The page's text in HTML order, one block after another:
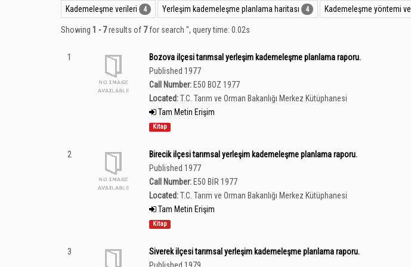
Kademeleşme verileri 4 Yerleşim kademeleşme planlama haritası 4 Kademeleşme yöntemi
Showing 1 - 7results of 7for search '', query time: 0.02s
1
Bozova ilçesi tarımsal yerleşim kademeleşme planlama raporu.
Published 1977
Call Number: E50 BOZ 1977
Located:T.C. Tarım ve Orman Bakanlığı Merkez Kütüphanesi
Tam Metin Erişim
Kitap
2
Birecik ilçesi tarımsal yerleşim kademeleşme planlama raporu.
Published 1977
Call Number: E50 BİR 1977
Located:T.C. Tarım ve Orman Bakanlığı Merkez Kütüphanesi
Tam Metin Erişim
Kitap
3
Siverek ilçesi tarımsal yerleşim kademeleşme planlama raporu.